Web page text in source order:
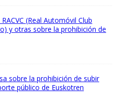
(Real Automóvil Club
y otras sobre la prohibición de
sobre la prohibición de subir
público de Euskotren